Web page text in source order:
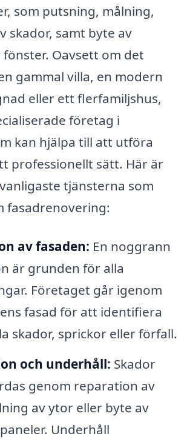
som putsning, målning,
skador, samt byte av
Oavsett om det
gammal villa, en modern
eller ett flerfamiljshus,
företag i
kan hjälpa till att utföra
professionellt sätt. Här är
tjänsterna som
fasadrenovering:
av fasaden: En noggrann
är grunden för alla
Företaget går igenom
fasad för att identifiera
skador, sprickor eller förfall.
och underhåll: Skador
genom reparation av
av ytor eller byte av
Underhåll